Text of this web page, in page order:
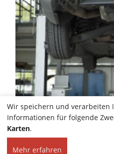
Wir speichern und verarbeiten
Informationen für folgende
Karten.
Mehr erfahren